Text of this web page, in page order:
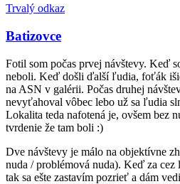
Trvalý odkaz
Batizovce
Fotil som počas prvej návštevy. Keď
neboli. Keď došli ďalší ľudia, foťák
na ASN v galérii. Počas druhej
nevyťahoval vôbec lebo už sa ľudia
Lokalita teda nafotená je, ovšem bez
tvrdenie že tam boli :)
Dve návštevy je málo na objektívne
nuda / problémová nuda). Keď za cez
tak sa ešte zastavím pozrieť a dám